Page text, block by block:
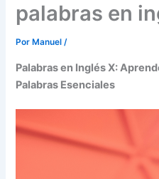
palabras en
Por Manuel/
Palabras en Inglés X:
Palabras Esenciales